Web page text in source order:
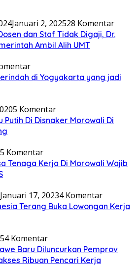
Januari 2, 202528 Komentar
dan Staf Tidak Digaji, Dr.
Ambil Alih UMT
di Yogyakarta yang jadi
5 Komentar
Putih Di Disnaker Morowali Di
5 Komentar
Tenaga Kerja Di Morowali Wajib
Januari 17, 20234 Komentar
Terang Buka Lowongan Kerja
4 Komentar
Baru Diluncurkan Pemprov
Ribuan Pencari Kerja